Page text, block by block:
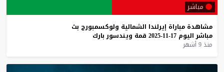
مباشر
مشاهدة مباراة إيرلندا الشمالية ولوكسمبورج بث
مباشر اليوم 17-11-2025 قمة ويندسور بارك
منذ 9 أشهر